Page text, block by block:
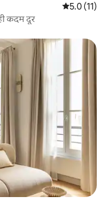
औसत रेटिंग 5
5.0 (11)
कदम दूर